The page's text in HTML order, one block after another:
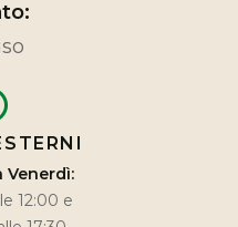
Venerdì:
12:00 e